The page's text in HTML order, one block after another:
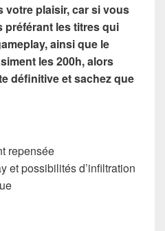
votre plaisir, car si vous
préférant les titres qui
ainsi que le
les 200h, alors
définitive et sachez que
repensée
et possibilités d’infiltration